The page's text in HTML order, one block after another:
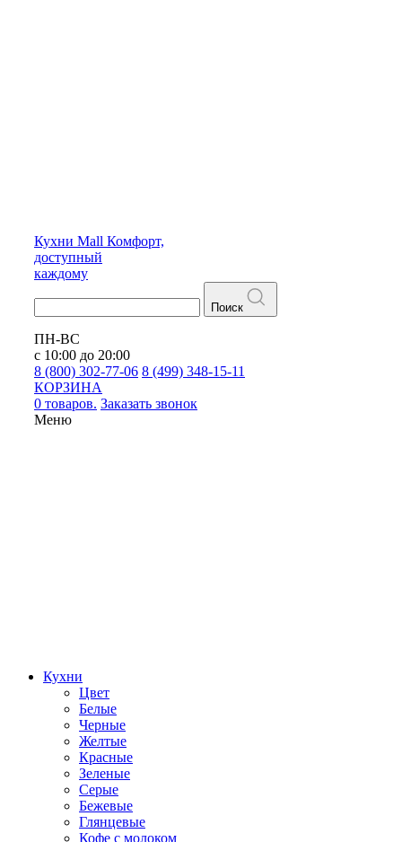
Кухни Mall Комфорт,
доступный
каждому
Поиск
ПН-ВС
с 10:00 до 20:00
8 (800) 302-77-06 8 (499) 348-15-11
КОРЗИНА
0 товаров. Заказать звонок
Меню
Кухни
Цвет
Белые
Черные
Желтые
Красные
Зеленые
Серые
Бежевые
Глянцевые
Кофе с молоком